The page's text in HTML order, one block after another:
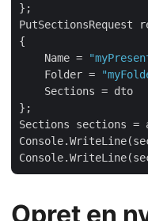
};
PutSectionsRequest
{
    Name =
    Folder =
    Sections = dto
};
Sections sections =
Opret en